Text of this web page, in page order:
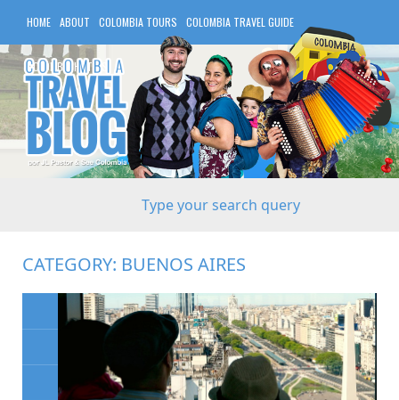
HOME ABOUT COLOMBIA TOURS COLOMBIA TRAVEL GUIDE
COLOMBIA HOTELS
CATEGORY: BUENOS AIRES